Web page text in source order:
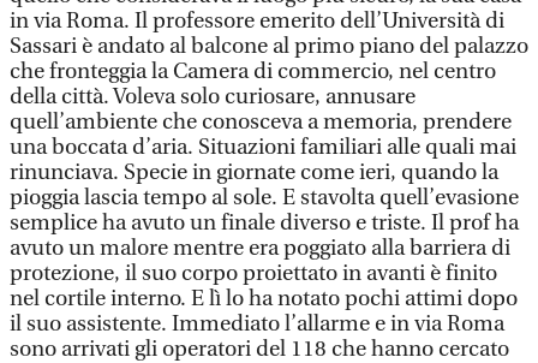
in via Roma. Il professore emerito dell’Università di
Sassari è andato al balcone al primo piano del palazzo
che fronteggia la Camera di commercio, nel centro
della città. Voleva solo curiosare, annusare
quell’ambiente che conosceva a memoria, prendere
una boccata d’aria. Situazioni familiari alle quali mai
rinunciava. Specie in giornate come ieri, quando la
pioggia lascia tempo al sole. E stavolta quell’evasione
semplice ha avuto un finale diverso e triste. Il prof ha
avuto un malore mentre era poggiato alla barriera di
protezione, il suo corpo proiettato in avanti è finito
nel cortile interno. E lì lo ha notato pochi attimi dopo
il suo assistente. Immediato l’allarme e in via Roma
sono arrivati gli operatori del 118 che hanno cercato